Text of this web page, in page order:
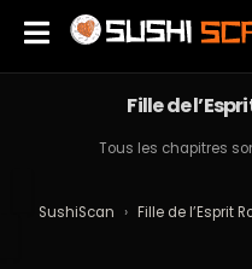
Fille de
Tous les chapitres
SushiScan › Fille de l’Esprit